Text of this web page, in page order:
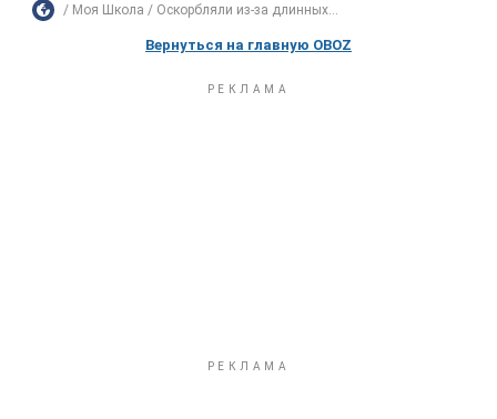
Моя Школа Оскорбляли из-за длинных...
Вернуться на главную OBOZ